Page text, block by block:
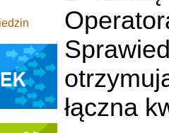
łączna